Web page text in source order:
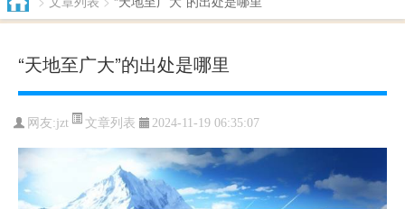
“天地至广大”的出处是哪里
网友:jzt 文章列表 2024-11-19 06:35:07